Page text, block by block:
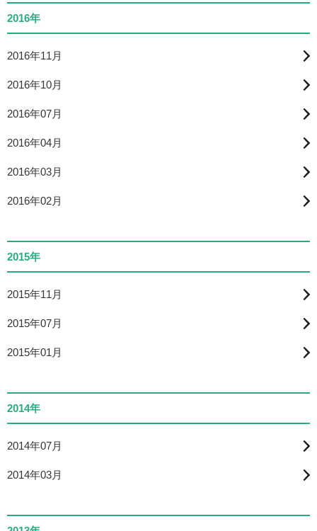
2016年
2016年11月
2016年10月
2016年07月
2016年04月
2016年03月
2016年02月
2015年
2015年11月
2015年07月
2015年01月
2014年
2014年07月
2014年03月